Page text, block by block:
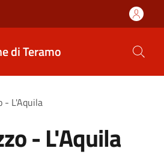
di Teramo
- L'Aquila
- L'Aquila